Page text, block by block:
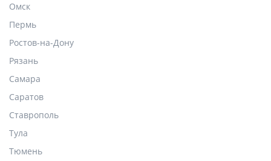
Омск
Пермь
Ростов-на-Дону
Рязань
Самара
Саратов
Ставрополь
Тула
Тюмень